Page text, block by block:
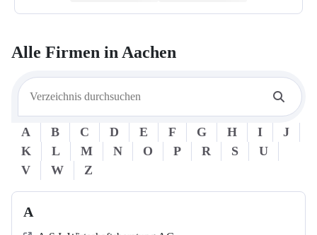
Alle Firmen inAachen
A B C D E F G H I
J
K
L M N O P R S
U
V
W Z
A